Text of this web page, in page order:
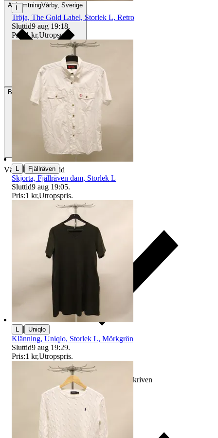
AvhämtningVårby, Sverige
Betalning Via Tradera
Välj till köparskydd
Ersättning om varan inte är som beskriven
Tröja, The Gold Label, Storlek L, Retro
Sluttid9 aug 19:18.
Pris: 1 kr,Utropspris .
| Fjällräven
Skjorta, Fjällräven dam, Storlek L
Sluttid9 aug 19:05.
Pris:1 kr,Utropspris.
| Uniqlo
Klänning, Uniqlo, Storlek L, Mörkgrön
Sluttid9 aug 19:29.
Pris:1 kr,Utropspris.